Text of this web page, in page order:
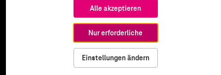
Alle akzeptieren
Nur erforderliche
Einstellungen ändern